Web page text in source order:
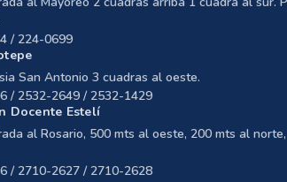
/ 224-0699
San Antonio 3 cuadras al oeste.
/ 2532-2649 / 2532-1429
Docente Estelí
al Rosario, 500 mts al oeste, 200 mts al
/ 2710-2627 / 2710-2628